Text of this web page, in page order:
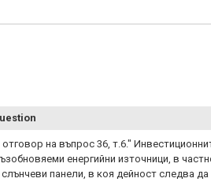
отговор на въпрос 36, т.6."
енергийни източници, в
слънчеви панели, в коя дейност следва